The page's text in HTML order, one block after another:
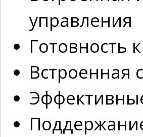
управления
Готовность
Встроенная